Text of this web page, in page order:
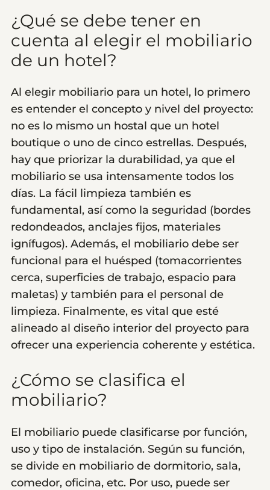
¿Qué se debe tener en
cuenta al elegir el mobiliario
de un hotel?
Al elegir mobiliario para un hotel, lo primero
es entender el concepto y nivel del proyecto:
no es lo mismo un hostal que un hotel
boutique o uno de cinco estrellas. Después,
hay que priorizar la durabilidad, ya que el
mobiliario se usa intensamente todos los
días. La fácil limpieza también es
fundamental, así como la seguridad (bordes
redondeados, anclajes fijos, materiales
ignífugos). Además, el mobiliario debe ser
funcional para el huésped (tomacorrientes
cerca, superficies de trabajo, espacio para
maletas) y también para el personal de
limpieza. Finalmente, es vital que esté
alineado al diseño interior del proyecto para
ofrecer una experiencia coherente y estética.
¿Cómo se clasifica el
mobiliario?
El mobiliario puede clasificarse por función,
uso y tipo de instalación. Según su función,
se divide en mobiliario de dormitorio, sala,
comedor, oficina, etc. Por uso, puede ser